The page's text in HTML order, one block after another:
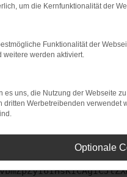
bestimmter Seiten
beheben.
auf dem neuesten
kann auch dazu
uns bitte. Wir
um die Kernfunktionalität der
Funktionalität der
weitere werden aktiviert.
es uns, die Nutzung der Webseite
dritten Werbetreibenden
Optionale